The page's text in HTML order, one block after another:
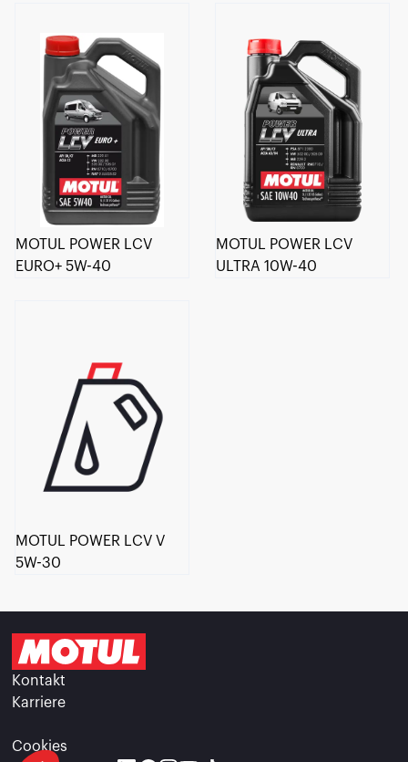
MOTUL POWER LCV
EURO+ 5W-40
MOTUL POWER LCV
ULTRA 10W-40
MOTUL POWER LCV V
5W-30
Kontakt
Karriere
Cookies